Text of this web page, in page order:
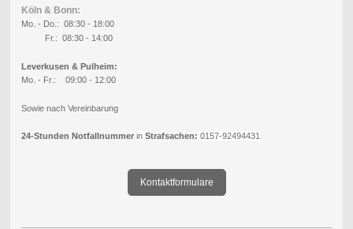
Köln & Bonn:
Mo. - Do.: 08:30 - 18:00
Fr.: 08:30 - 14:00
Leverkusen & Pulheim:
Mo. - Fr.: 09:00 - 12:00
Sowie nach Vereinbarung
24-Stunden Notfallnummer in Strafsachen: 0157-92494431
Kontaktformulare